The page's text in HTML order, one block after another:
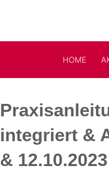
HOME
integriert &
& 12.10.2023